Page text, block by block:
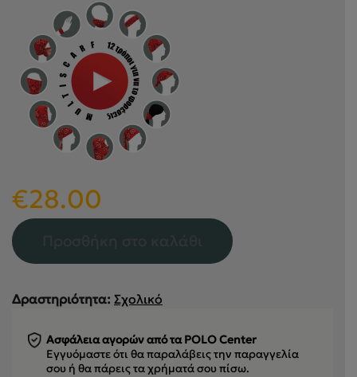
€28.00
Δραστηριότητα: Σχολικό
Ασφάλεια αγορών από τα POLO Center
Εγγυόμαστε ότι θα παραλάβεις την παραγγελία
σου ή θα πάρεις τα χρήματά σου πίσω.